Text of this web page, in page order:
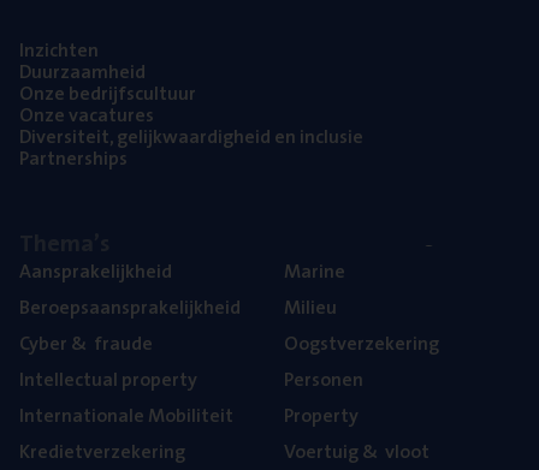
Inzich­ten
Duur­zaam­heid
Onze bedrijfs­cul­tuur
Onze vaca­tu­res
Diver­si­teit, gelijk­waar­dig­heid en inclusie
Part­ner­ships
Aan­spra­ke­lijk­heid
Beroeps­aan­spra­ke­lijk­heid
Cyber& fraude
Intel­lec­tu­al property
Inter­na­ti­o­na­le Mobiliteit
Kre­diet­ver­ze­ke­ring
Mari­ne
Mili­eu
Oogst­ver­ze­ke­ring
Per­so­nen
Pro­per­ty
Voer­tuig& vloot